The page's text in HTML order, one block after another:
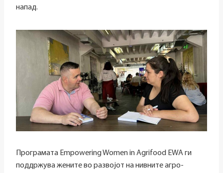
напад.
Програмата Empowering Women in Agrifood EWA ги
поддржува жените во развојот на нивните агро-